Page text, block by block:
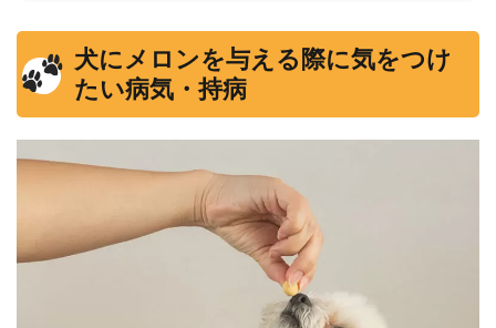
犬にメロンを与える際に気をつけ
たい病気・持病